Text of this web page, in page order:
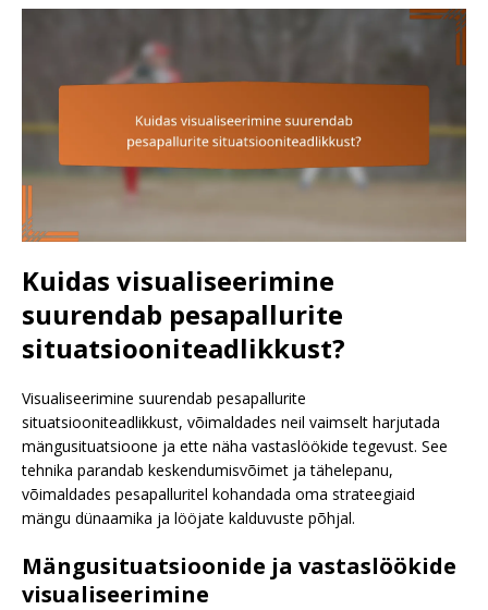
Kuidas visualiseerimine
suurendab pesapallurite
situatsiooniteadlikkust?
Visualiseerimine suurendab pesapallurite
situatsiooniteadlikkust, võimaldades neil vaimselt harjutada
mängusituatsioone ja ette näha vastaslöökide tegevust. See
tehnika parandab keskendumisvõimet ja tähelepanu,
võimaldades pesapalluritel kohandada oma strateegiaid
mängu dünaamika ja lööjate kalduvuste põhjal.
Mängusituatsioonide ja vastaslöökide
visualiseerimine